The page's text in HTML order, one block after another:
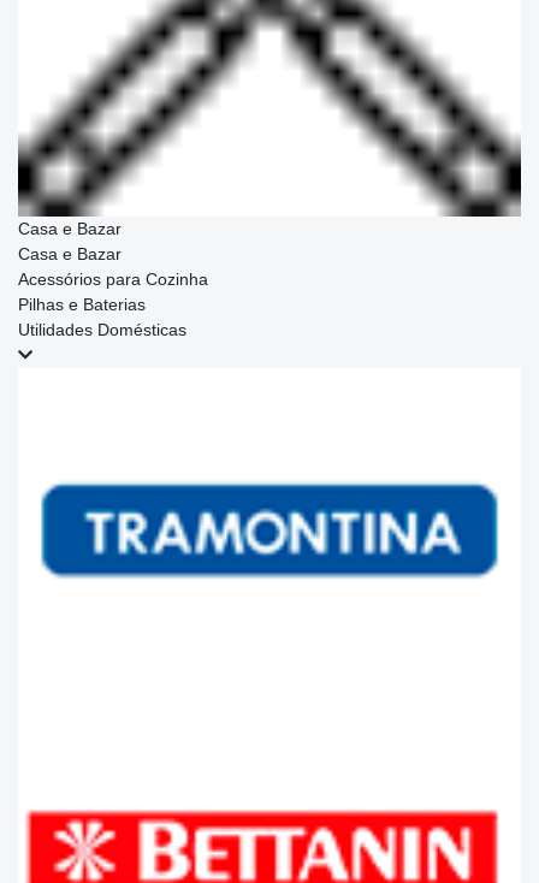
Casa e Bazar
Casa e Bazar
Acessórios para Cozinha
Pilhas e Baterias
Utilidades Domésticas